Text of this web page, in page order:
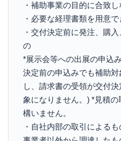
・補助事業の目的に合致
・必要な経理書類を用意
・交付決定前に発注、購
の
*展示会等への出展の申込
決定前の申込みでも補助
し、請求書の受領が交付
象になりません。) *見積
構いません。
・自社内部の取引による